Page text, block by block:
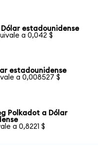
estadounidense
a 0,042 $
estadounidense
a 0,008527 $
Polkadot a Dólar
a 0,8221 $